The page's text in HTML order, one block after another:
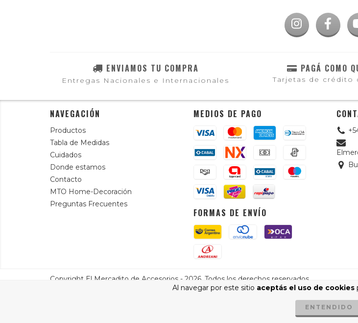
Al navegar por este sitio aceptás el uso de cookies
ENTENDIDO
ENVIAMOS TU COMPRA
Entregas Nacionales e Internacionales
PAGÁ COMO
Tarjetas de crédito
NAVEGACIÓN
Productos
Tabla de Medidas
Cuidados
Donde estamos
Contacto
MTO Home-Decoración
Preguntas Frecuentes
MEDIOS DE PAGO
FORMAS DE ENVÍO
Copyright El Mercadito de Accesorios - 2026. Todos los derechos reservados.
Defensa de las y los consumidores. Para reclamos ingresá acá. / Botón de arrepentimiento